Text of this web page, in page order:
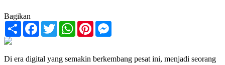
Bagikan
Share FacebookTwitterWhatsApp
Pinterest
Di era digital yang semakin berkembang pesat ini, menjadi seorang